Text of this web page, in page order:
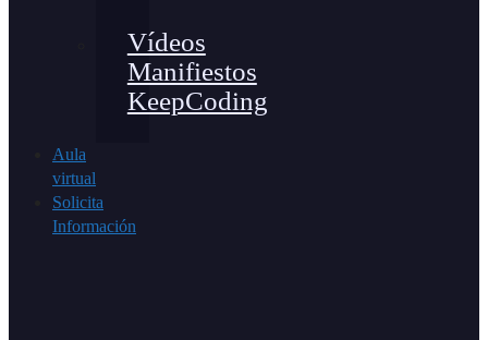
Vídeos
Manifiestos
KeepCoding
Aula
virtual
Solicita
Información